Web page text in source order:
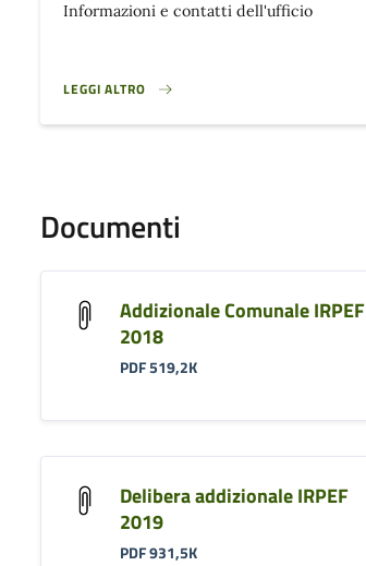
Informazioni e contatti dell'ufficio
LEGGI ALTRO
}
Documenti
Addizionale Comunale IRPEF
2018
PDF 519,2K
Delibera addizionale IRPEF
2019
PDF 931,5K